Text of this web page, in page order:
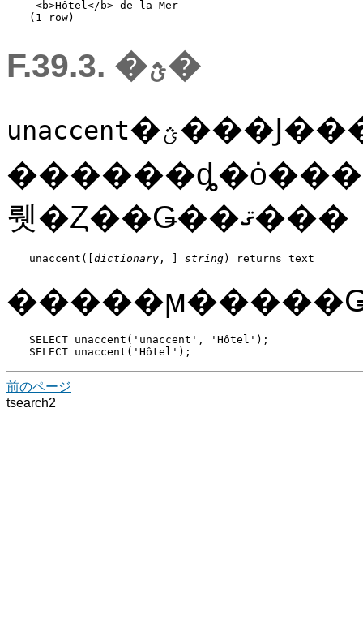
<b>Hôtel</b> de la Mer
(1 row)
F.39.3. �ؿ�
unaccent�ؿ���Ϳ����줿ʸ���󤫤饢
뤳�Ȥ��Ǥ��ޤ���
unaccent([ dictionary , string) returns text
SELECT unaccent('unaccent', 'Hôtel');
SELECT unaccent('Hôtel');
前のページ
tsearch2